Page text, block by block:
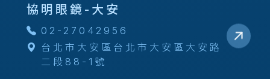
協明眼鏡-大安
02-27042956
台北市大安區台北市大安區大安路
二段88-1號